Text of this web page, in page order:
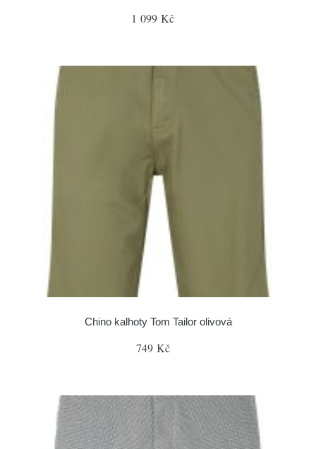
1 099 Kč
Chino kalhoty Tom Tailor olivová
749 Kč